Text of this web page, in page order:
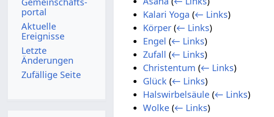
Kalari Yoga (← Links)
Körper (← Links)
Engel (← Links)
Zufall (← Links)
Christentum (← Links)
Glück (← Links)
Halswirbelsäule (← Links)
Wolke (← Links)
portal
Aktuelle
Ereignisse
Letzte
Änderungen
Zufällige Seite